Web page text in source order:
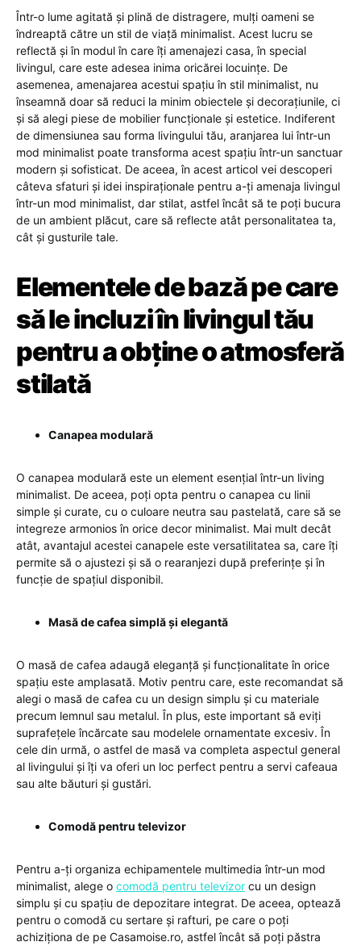
Într-o lume agitată și plină de distragere, mulți oameni se
îndreaptă către un stil de viață minimalist. Acest lucru se
reflectă și în modul în care îți amenajezi casa, în special
livingul, care este adesea inima oricărei locuințe. De
asemenea, amenajarea acestui spațiu în stil minimalist, nu
înseamnă doar să reduci la minim obiectele și decorațiunile, ci
și să alegi piese de mobilier funcționale și estetice. Indiferent
de dimensiunea sau forma livingului tău, aranjarea lui într-un
mod minimalist poate transforma acest spațiu într-un sanctuar
modern și sofisticat. De aceea, în acest articol vei descoperi
câteva sfaturi și idei inspiraționale pentru a-ți amenaja livingul
într-un mod minimalist, dar stilat, astfel încât să te poți bucura
de un ambient plăcut, care să reflecte atât personalitatea ta,
cât și gusturile tale.
Elementele de bază pe care
să le incluzi în livingul tău
pentru a obține o atmosferă
stilată
Canapea modulară
O canapea modulară este un element esențial într-un living
minimalist. De aceea, poți opta pentru o canapea cu linii
simple și curate, cu o culoare neutra sau pastelată, care să se
integreze armonios în orice decor minimalist. Mai mult decât
atât, avantajul acestei canapele este versatilitatea sa, care îți
permite să o ajustezi și să o rearanjezi după preferințe și în
funcție de spațiul disponibil.
Masă de cafea simplă și elegantă
O masă de cafea adaugă eleganță și funcționalitate în orice
spațiu este amplasată. Motiv pentru care, este recomandat să
alegi o masă de cafea cu un design simplu și cu materiale
precum lemnul sau metalul. În plus, este important să eviți
suprafețele încărcate sau modelele ornamentate excesiv. În
cele din urmă, o astfel de masă va completa aspectul general
al livingului și îți va oferi un loc perfect pentru a servi cafeaua
sau alte băuturi și gustări.
Comodă pentru televizor
Pentru a-ți organiza echipamentele multimedia într-un mod
minimalist, alege o comodă pentru televizor cu un design
simplu și cu spațiu de depozitare integrat. De aceea, optează
pentru o comodă cu sertare și rafturi, pe care o poți
achiziționa de pe Casamoise.ro, astfel încât să poți păstra